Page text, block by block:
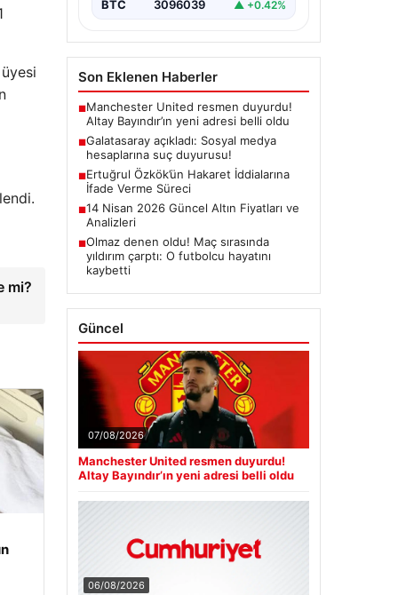
mi?
BTC 3096039 ▲ +0.42%
Son Eklenen Haberler
■Manchester United resmen duyurdu!
Altay Bayındır’ın yeni adresi belli oldu
■Galatasaray açıkladı: Sosyal medya
hesaplarına suç duyurusu!
■Ertuğrul Özkök’ün Hakaret İddialarına
İfade Verme Süreci
■14 Nisan 2026 Güncel Altın Fiyatları ve
Analizleri
■Olmaz denen oldu! Maç sırasında
yıldırım çarptı: O futbolcu hayatını
kaybetti
Güncel
07/08/2026
Manchester United resmen duyurdu!
Altay Bayındır’ın yeni adresi belli oldu
06/08/2026